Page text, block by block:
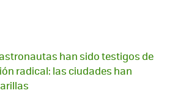
han sido testigos de
radical: las ciudades han